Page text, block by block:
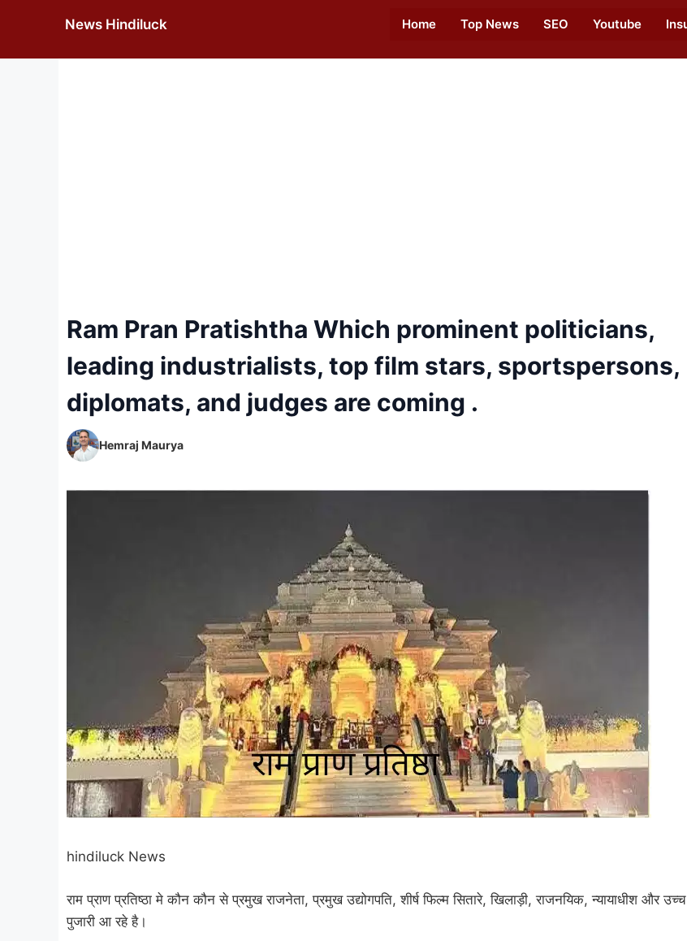
News Hindiluck Home Top News SEO Youtube
Ram Pran Pratishtha Which prominent politicians,
leading industrialists, top film stars, sportspersons,
diplomats, and judges are coming .
Hemraj Maurya
hindiluck News
राम प्राण प्रतिष्ठा मे कौन कौन से प्रमुख राजनेता, प्रमुख उद्योगपति, शीर्ष फिल्म सितारे, खिलाड़ी, राजनयिक, न्यायाधीश और उच्च
पुजारी आ रहे है।